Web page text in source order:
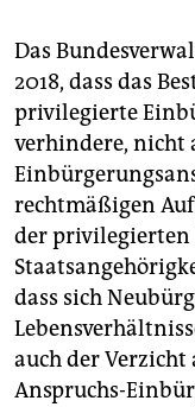
Das
2018, dass das
privilegierte
verhindere, nicht
rechtmäßigen
der privilegierten
dass sich
auch der Verzicht
Anspruchs-